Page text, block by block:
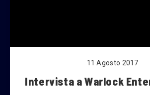
11 Agosto 2017
Intervista a Warlock